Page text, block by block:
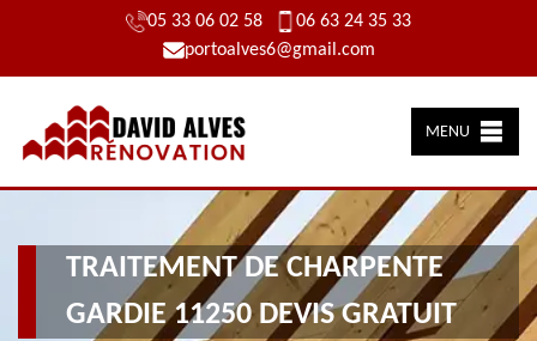
05 33 06 02 58
06 63 24 35 33
portoalves6@gmail.com
MENU
TRAITEMENT DE CHARPENTE
GARDIE 11250 DEVIS GRATUIT